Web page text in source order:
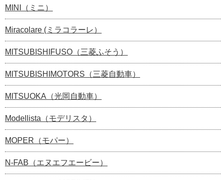
MINI（ミニ）
Miracolare (ミラコラーレ）
MITSUBISHIFUSO（三菱ふそう）
MITSUBISHIMOTORS（三菱自動車）
MITSUOKA（光岡自動車）
Modellista（モデリスタ）
MOPER（モパー）
N-FAB（エヌエフエービー）